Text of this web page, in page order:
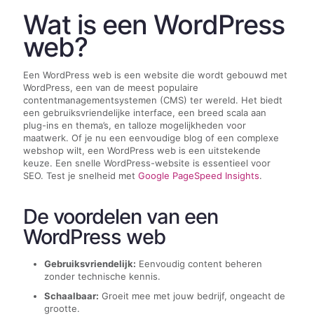
Wat is een WordPress
web?
Een WordPress web is een website die wordt gebouwd met
WordPress, een van de meest populaire
contentmanagementsystemen (CMS) ter wereld. Het biedt
een gebruiksvriendelijke interface, een breed scala aan
plug-ins en thema’s, en talloze mogelijkheden voor
maatwerk. Of je nu een eenvoudige blog of een complexe
webshop wilt, een WordPress web is een uitstekende
keuze. Een snelle WordPress-website is essentieel voor
SEO. Test je snelheid met Google PageSpeed Insights.
De voordelen van een
WordPress web
Gebruiksvriendelijk: Eenvoudig content beheren
zonder technische kennis.
Schaalbaar: Groeit mee met jouw bedrijf, ongeacht de
grootte.